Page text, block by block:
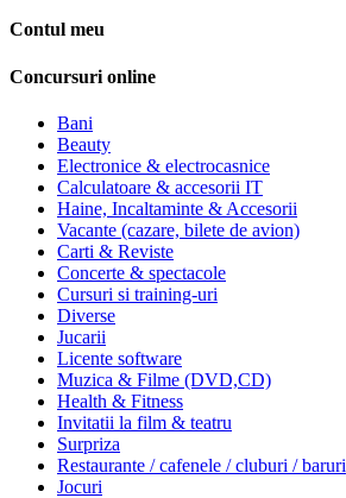
Contul meu
Concursuri online
Bani
Beauty
Electronice & electrocasnice
Calculatoare & accesorii IT
Haine, Incaltaminte & Accesorii
Vacante (cazare, bilete de avion)
Carti & Reviste
Concerte & spectacole
Cursuri si training-uri
Diverse
Jucarii
Licente software
Muzica & Filme (DVD,CD)
Health & Fitness
Invitatii la film & teatru
Surpriza
Restaurante / cafenele / cluburi / baruri
Jocuri